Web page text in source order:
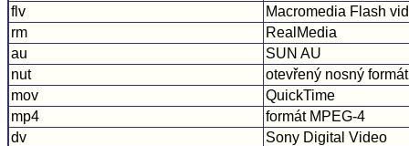
flv
Macromedia Flash
rm
RealMedia
au
SUN AU
nut
otevřený nosný
mov
QuickTime
mp4
formát MPEG-4
dv
Sony Digital Video